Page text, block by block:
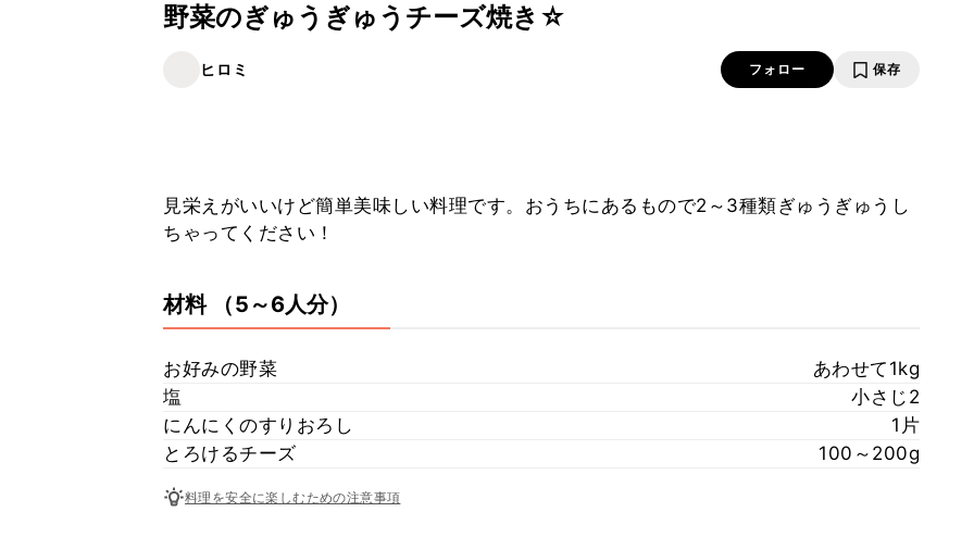
野菜のぎゅうぎゅうチーズ焼き☆
ヒロミ フォロー 保存
見栄えがいいけど簡単美味しい料理です。おうちにあるもので2～3種類ぎゅうぎゅうし
ちゃってください！
材料 （5～6人分）
お好みの野菜
あわせて1kg
塩
小さじ2
にんにくのすりおろし
1片
とろけるチーズ
100～200g
料理を安全に楽しむための注意事項